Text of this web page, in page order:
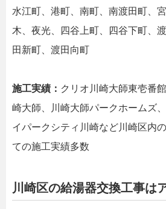
水江町、港町、南町、南渡田町、
木、夜光、四谷上町、四谷下町、
田新町、渡田向町
施工実績： クリオ川崎大師東壱番
崎大師、川崎大師パークホームズ
イパークシティ川崎など川崎区内
ての施工実績多数
川崎区の給湯器交換工事は